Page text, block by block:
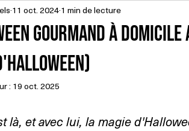
gourmand à
11 oct. 20241 min de lecture
: 19 oct. 2025
là, et avec lui, la magie